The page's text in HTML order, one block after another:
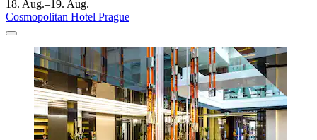
18. Aug.–19. Aug.
Cosmopolitan Hotel Prague